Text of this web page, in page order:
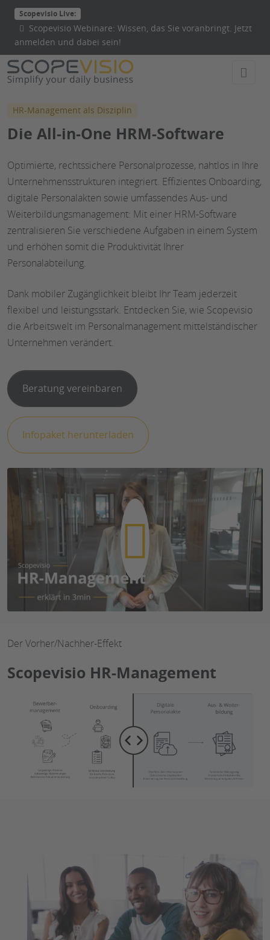
Direkt
zum
Inhalt
wechseln
Scopevisio Live:
Scopevisio Webinare: Wissen, das Sie voranbringt. Jetzt
anmelden und dabei sein!
HR-Management als Disziplin
Die All-in-One HRM-Software
Optimierte, rechtssichere Personalprozesse, nahtlos in Ihre
Unternehmensstrukturen integriert. Effizientes Onboarding,
digitale Personalakten sowie umfassendes Aus- und
Weiterbildungsmanagement: Mit einer HRM-Software
zentralisieren Sie verschiedene Aufgaben in einem System
und erhöhen somit die Produktivität Ihrer
Personalabteilung.
Dank mobiler Zugänglichkeit bleibt Ihr Team jederzeit
flexibel und leistungsstark. Entdecken Sie, wie Scopevisio
die Arbeitswelt im Personalmanagement mittelständischer
Unternehmen verändert.
Beratung vereinbaren
Infopaket herunterladen
Der Vorher/Nachher-Effekt
Scopevisio HR-Management